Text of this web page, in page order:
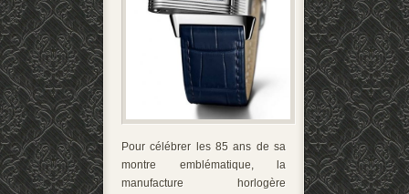
Pour célébrer les 85 ans de sa
montre emblématique, la
manufacture horlogère